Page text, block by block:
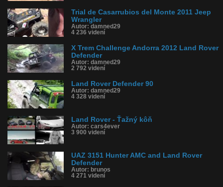
Trial de Casarrubios del Monte 2011 Jeep
Wrangler
Autor: damned29
4 236 videní
X Trem Challenge Andorra 2012 Land Rover
Defender
Autor: damned29
2 792 videní
Land Rover Defender 90
Autor: damned29
4 328 videní
Land Rover - Ťažný kôň
Autor: cars4ever
3 900 videní
UAZ 3151 Hunter AMC and Land Rover
Defender
Autor: brunos
4 271 videní